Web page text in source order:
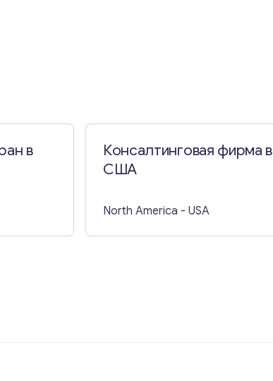
в
Консалтинговая фирма в
США
North America - USA